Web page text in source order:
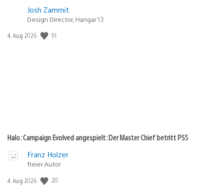
Josh Zammit
Design Director, Hangar 13
Veröffentlichungsdatum:
4. Aug 2026 91
Halo: Campaign Evolved angespielt: Der Master Chief betritt PS5
Franz Holzer
freier Autor
Veröffentlichungsdatum:
4. Aug 2026 20